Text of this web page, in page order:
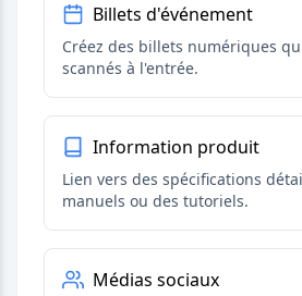
Billets d'événement
Créez des billets numériques
scannés à l'entrée.
Information produit
Lien vers des spécifications
manuels ou des tutoriels.
Médias sociaux